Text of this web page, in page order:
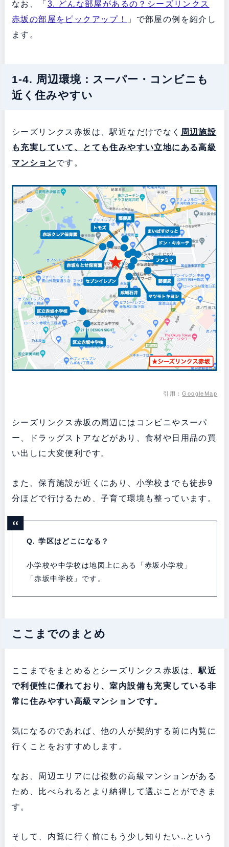
なお、「 3. どんな部屋があるの？シーズリンクス
赤坂の部屋をピックアップ！
」で部屋の例を紹介し
ます。
1-4. 周辺環境：スーパー・コンビニも
近く住みやすい
シーズリンクス赤坂は、駅近なだけでなく 周辺施設
も充実していて、とても住みやすい立地にある高級
マンションです。
引用：GoogleMap
シーズリンクス赤坂の周辺にはコンビニやスーパ
ー、ドラッグストアなどがあり、食材や日用品の買
い出しに大変便利です。
また、保育施設が近くにあり、小学校までも徒歩9
分ほどで行けるため、子育て環境も整っています。
Q. 学区はどこになる？
小学校や中学校は地図上にある「赤坂小学校」
「赤坂中学校」です。
ここまでのまとめ
ここまでをまとめるとシーズリンクス赤坂は、駅近
で利便性に優れており、室内設備も充実している非
常に住みやすい高級マンションです。
気になるのであれば、他の人が契約する前に内覧に
行くことをおすすめします。
なお、周辺エリアには複数の高級マンションがある
ため、比べられるとより納得して選ぶことができま
す。
そして、内覧に行く前にもう少し知りたい..という